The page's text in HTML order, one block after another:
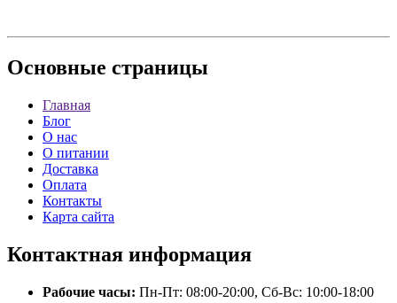
Основные страницы
Главная
Блог
О нас
О питании
Доставка
Оплата
Контакты
Карта сайта
Контактная информация
Рабочие часы: Пн-Пт: 08:00-20:00, Сб-Вс: 10:00-18:00